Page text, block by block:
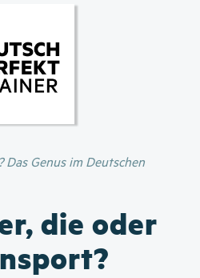
Inhalt
Das Genus im Deutschen
die oder